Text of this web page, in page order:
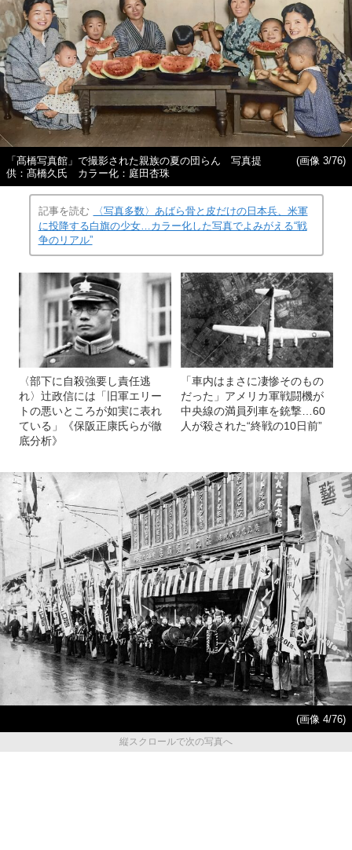
「髙橋写真館」で撮影された親族の夏の団らん 写真提
供：髙橋久氏 カラー化：庭田杏珠
(画像 3/76)
記事を読む
〈写真多数〉あばら骨と皮だけの日本兵、米軍
に投降する白旗の少女…カラー化した写真でよみがえる“戦
争のリアル”
〈部下に自殺強要し責任逃
れ〉辻政信には「旧軍エリー
トの悪いところが如実に表れ
ている」《保阪正康氏らが徹
底分析》
「車内はまさに凄惨そのもの
だった」アメリカ軍戦闘機が
中央線の満員列車を銃撃…60
人が殺された“終戦の10日前”
(画像 4/76)
縦スクロールで次の写真へ